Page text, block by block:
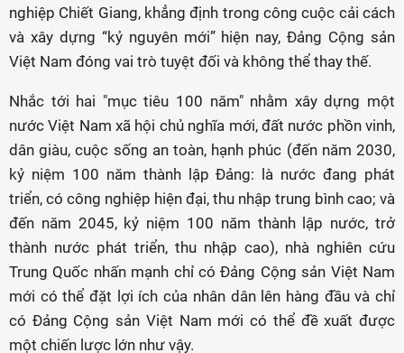
nghiệp Chiết Giang, khẳng định trong công cuộc cải cách
và xây dựng “kỷ nguyên mới” hiện nay, Đảng Cộng sản
Việt Nam đóng vai trò tuyệt đối và không thể thay thế.
Nhắc tới hai "mục tiêu 100 năm" nhằm xây dựng một
nước Việt Nam xã hội chủ nghĩa mới, đất nước phồn vinh,
dân giàu, cuộc sống an toàn, hạnh phúc (đến năm 2030,
kỷ niệm 100 năm thành lập Đảng: là nước đang phát
triển, có công nghiệp hiện đại, thu nhập trung bình cao; và
đến năm 2045, kỷ niệm 100 năm thành lập nước, trở
thành nước phát triển, thu nhập cao), nhà nghiên cứu
Trung Quốc nhấn mạnh chỉ có Đảng Cộng sản Việt Nam
mới có thể đặt lợi ích của nhân dân lên hàng đầu và chỉ
có Đảng Cộng sản Việt Nam mới có thể đề xuất được
một chiến lược lớn như vậy.